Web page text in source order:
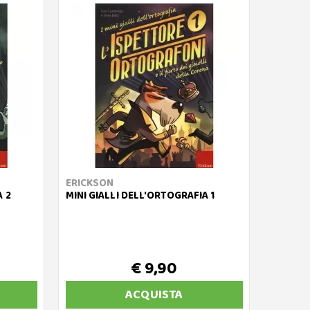
2
ERICKSON
MINI GIALLI DELL'ORTOGRAFIA 1
€ 9,90
ACQUISTA